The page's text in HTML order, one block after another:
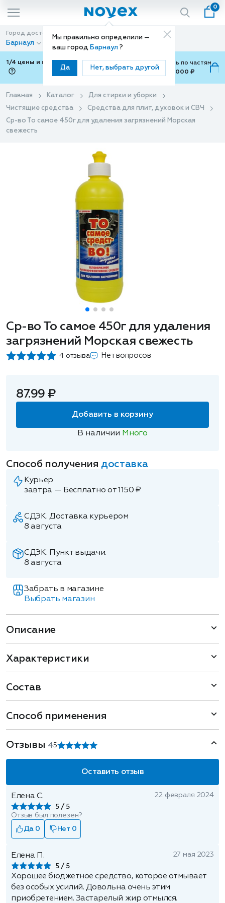
Мы правильно определили —
ваш город Барнаул ?
Да Нет, выбрать другой
0
Город доставки
Барнаул
Способ доставки
Доставка
1/4 цены и покупки ваши с Подели
Можно оплатить по частям
от 700 ₽ до 15,000 ₽
Главная Каталог
Для стирки и уборки
Чистящие средства
Средства для плит, духовок и СВЧ
Ср-во То самое 450г для удаления загрязнений Морская
свежесть
Ср-во То самое 450г для удаления
загрязнений Морская свежесть
4 отзыва Нет вопросов
87.99 ₽
Добавить в корзину
В наличии Много
Способ получения доставка
Курьер
завтра — Бесплатно от 1150 ₽
СДЭК. Доставка курьером
8 августа
СДЭК. Пункт выдачи.
8 августа
Забрать в магазине
Выбрать магазин
Описание
Характеристики
Состав
Способ применения
Отзывы 45
Оставить отзыв
Елена С.
5
22 февраля 2024
Отзыв был полезен?
Да 0
Нет 0
Елена П.
5
27 мая 2023
Хорошее бюджетное средство, которое отмывает
без особых усилий. Довольна очень этим
приобретением. Застарелый жир отмылся.